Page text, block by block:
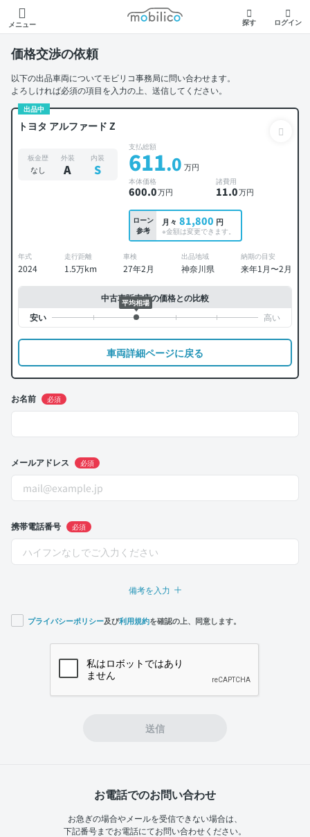
メニュー
モビリコ
探す ログイン
価格交渉の依頼
以下の出品車両についてモビリコ事務局に問い合わせます。
よろしければ必須の項目を入力の上、送信してください。
出品中
トヨタ アルファード Z
板金歴
なし
外装
A
内装
S
支払総額
611.0 万円
本体価格
600.0万円
諸費用
11.0万円
ローン
参考
月々 81,800 円
※金額は変更できます。
年式
2024
走行距離
1.5万km
車検
27年2月
出品地域
神奈川県
納期の目安
来年1月〜2月
中古車販売店の価格との比較
平均相場
車両詳細ページに戻る
お名前 必須
メールアドレス 必須
携帯電話番号 必須
備考を入力
プライバシーポリシー及び利用規約を確認の上、同意します。
送信
お電話でのお問い合わせ
お急ぎの場合やメールを受信できない場合は、
下記番号までお電話にてお問い合わせください。